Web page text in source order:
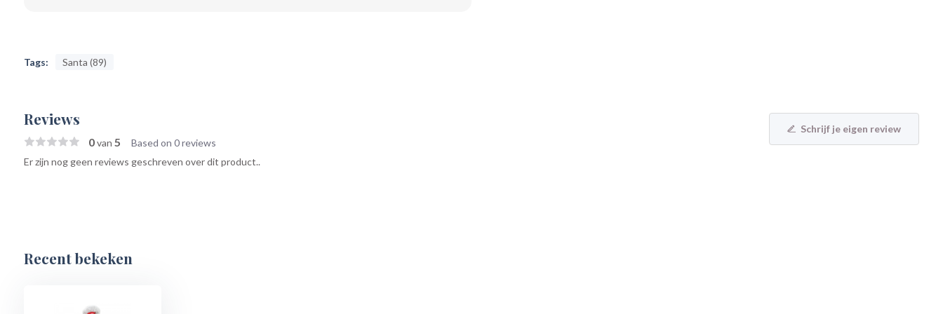
Tags: Santa (89)
Reviews
0van 5 Based on 0 reviews
Schrijf je eigen review
Er zijn nog geen reviews geschreven over dit product..
Recent bekeken